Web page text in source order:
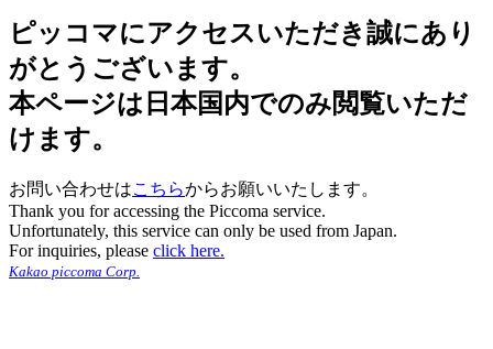
ピッコマにアクセスいただき誠にあり
がとうございます。
本ページは日本国内でのみ閲覧いただ
けます。
お問い合わせはこちらからお願いいたします。
Thank you for accessing the Piccoma service.
Unfortunately, this service can only be used from Japan.
For inquiries, please click here.
Kakao piccoma Corp.